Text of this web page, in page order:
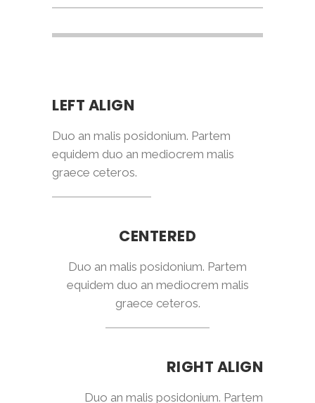
LEFT ALIGN
Duo an malis posidonium. Partem
equidem duo an mediocrem malis
graece ceteros.
CENTERED
Duo an malis posidonium. Partem
equidem duo an mediocrem malis
graece ceteros.
RIGHT ALIGN
Duo an malis posidonium. Partem